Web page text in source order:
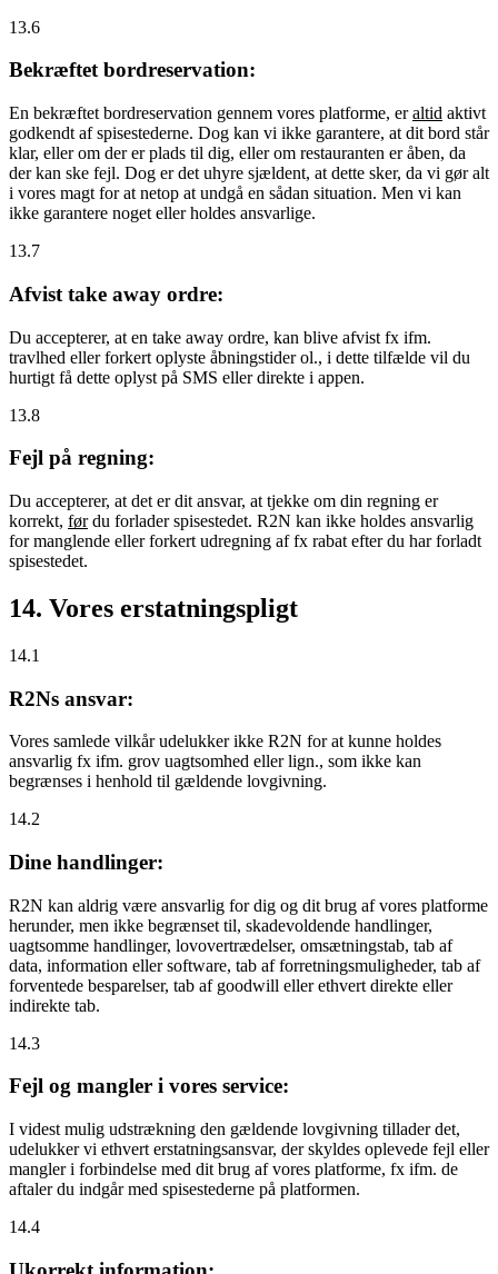
13.6
Bekræftet bordreservation:
En bekræftet bordreservation gennem vores platforme, eraltid aktivt
godkendt af spisestederne. Dog kan vi ikke garantere, at dit bord står
klar, eller om der er plads til dig, eller om restauranten er åben, da
der kan ske fejl. Dog er det uhyre sjældent, at dette sker, da vi gør alt
i vores magt for at netop at undgå en sådan situation. Men vi kan
ikke garantere noget eller holdes ansvarlige.
13.7
Afvist take away ordre:
Du accepterer, at en take away ordre, kan blive afvist fx ifm.
travlhed eller forkert oplyste åbningstider ol., i dette tilfælde vil du
hurtigt få dette oplyst på SMS eller direkte i appen.
13.8
Fejl på regning:
Du accepterer, at det er dit ansvar, at tjekke om din regning er
korrekt, førdu forlader spisestedet. R2N kan ikke holdes ansvarlig
for manglende eller forkert udregning af fx rabat efter du har forladt
spisestedet.
14. Vores erstatningspligt
14.1
R2Ns ansvar:
Vores samlede vilkår udelukker ikke R2N for at kunne holdes
ansvarlig fx ifm. grov uagtsomhed eller lign., som ikke kan
begrænses i henhold til gældende lovgivning.
14.2
Dine handlinger:
R2N kan aldrig være ansvarlig for dig og dit brug af vores platforme
herunder, men ikke begrænset til, skadevoldende handlinger,
uagtsomme handlinger, lovovertrædelser, omsætningstab, tab af
data, information eller software, tab af forretningsmuligheder, tab af
forventede besparelser, tab af goodwill eller ethvert direkte eller
indirekte tab.
14.3
Fejl og mangler i vores service:
I videst mulig udstrækning den gældende lovgivning tillader det,
udelukker vi ethvert erstatningsansvar, der skyldes oplevede fejl eller
mangler i forbindelse med dit brug af vores platforme, fx ifm. de
aftaler du indgår med spisestederne på platformen.
14.4